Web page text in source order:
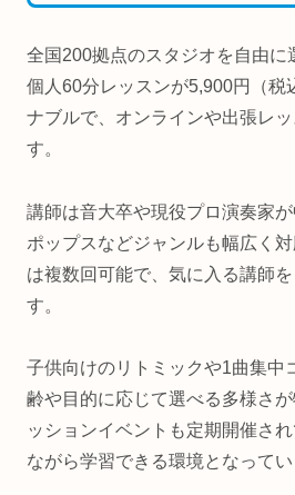
全国200拠点のスタジオを自由に
個人60分レッスンが5,900円（税
ナブルで、オンラインや出張レ
す。
講師は音大卒や現役プロ演奏家
ポップスなどジャンルも幅広く
は複数回可能で、気に入る講師
す。
子供向けのリトミックや1曲集中
齢や目的に応じて選べる多様さ
ッションイベントも定期開催さ
ながら学習できる環境となってい